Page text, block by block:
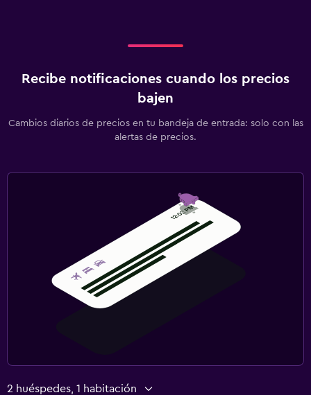
Recibe notificaciones cuando los precios
bajen
Cambios diarios de precios en tu bandeja de entrada: solo con las
alertas de precios.
2 huéspedes, 1 habitación